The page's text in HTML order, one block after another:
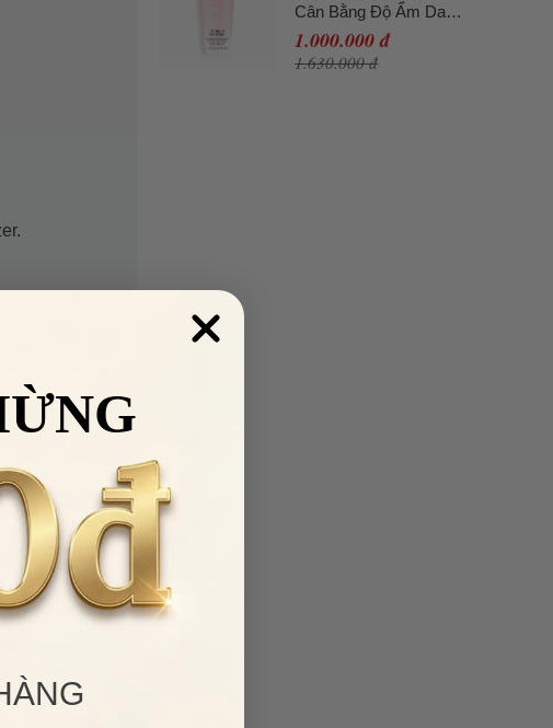
Armand
khá đắt đỏ
Cân Bằng Độ Ẩm Da
Lancôme Tonique
Confort Toner 400ml
1.000.000 đ
1.630.000 đ